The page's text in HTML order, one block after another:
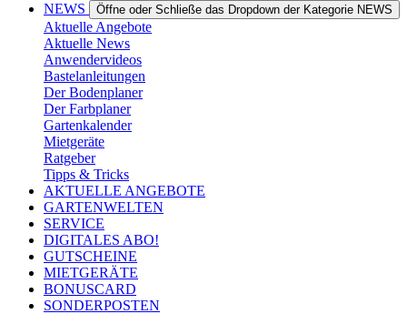
NEWS
Öffne oder Schließe das Dropdown der Kategorie NEWS
Aktuelle Angebote
Aktuelle News
Anwendervideos
Bastelanleitungen
Der Bodenplaner
Der Farbplaner
Gartenkalender
Mietgeräte
Ratgeber
Tipps & Tricks
AKTUELLE ANGEBOTE
GARTENWELTEN
SERVICE
DIGITALES ABO!
GUTSCHEINE
MIETGERÄTE
BONUSCARD
SONDERPOSTEN